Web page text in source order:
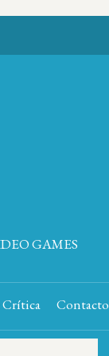
GAMES
Crítica Contacto